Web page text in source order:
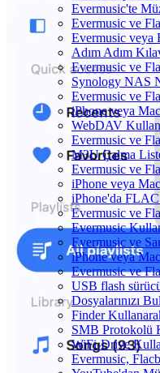
Evermusic'te
Evermusic ve
Evermusic veya
Adım Adım
Evermusic ve
Synology NAS
Evermusic ve
iPhone veya
WebDAV
Evermusic ve
M3U Çalma
Evermusic ve
iPhone veya
iPhone'da FLAC
Evermusic ve
Evermusic
Evermusic ve
iPhone veya
Evermusic ve
USB flash
Dosyalarınızı
Finder
SMB Protokolü
WiFi-Drive
Evermusic,